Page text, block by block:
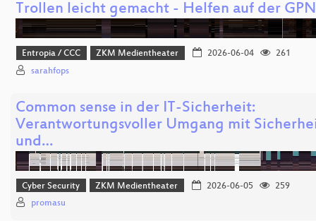
Trollen leicht gemacht - Helfen auf der
Entropia / CCC ZKM Medientheater 2026-06-04
261
sarahfops
Common sense in der IT-Sicherheit:
Verantwortungsvoller Umgang mit
und…
Cyber Security ZKM Medientheater 2026-06-05
259
promasu